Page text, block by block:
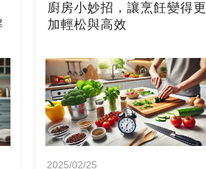
廚房小妙招，讓烹飪變得更
加輕松與高效
2025/02/25